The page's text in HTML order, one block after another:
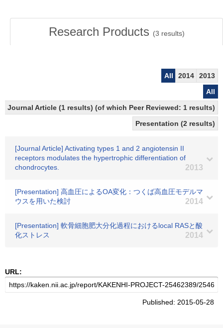
Research Products (3 results)
All 2014
2013
All
Journal Article (1 results) (of which Peer Reviewed: 1 results)
Presentation (2 results)
[Journal Article] Activating types 1 and 2 angiotensin II
receptors modulates the hypertrophic differentiation of
chondrocytes.
2013
[Presentation] 高血圧によるOA変化：つくば高血圧モデルマ
ウスを用いた検討
2014
[Presentation] 軟骨細胞肥大分化過程におけるlocal RASと酸
化ストレス
2014
URL:
Published: 2015-05-28